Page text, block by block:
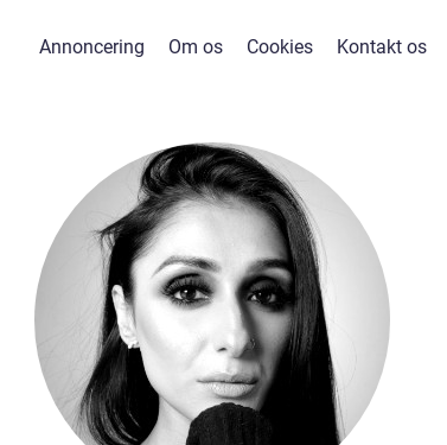
Annoncering Om os Cookies Kontakt os